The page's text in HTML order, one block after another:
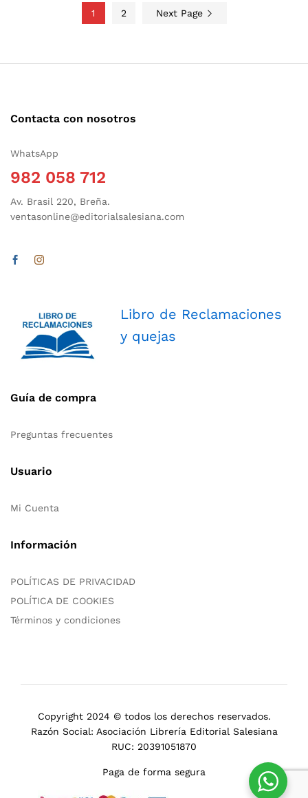
1 2 Next Page
Contacta con nosotros
WhatsApp
982 058 712
Av. Brasil 220, Breña.
ventasonline@editorialsalesiana.com
Libro de Reclamaciones
y quejas
Guía de compra
Preguntas frecuentes
Usuario
Mi Cuenta
Información
POLÍTICAS DE PRIVACIDAD
POLÍTICA DE COOKIES
Términos y condiciones
Copyright 2024 © todos los derechos reservados.
Razón Social: Asociación Librería Editorial Salesiana
RUC: 20391051870
Paga de forma segura